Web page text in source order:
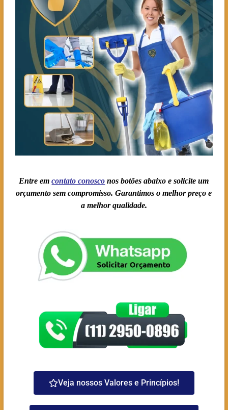
Entre emcontato conosco nos botões abaixo e solicite um
orçamento sem compromisso. Garantimos o melhor preço e
a melhor qualidade.
Veja nossos Valores e Princípios!